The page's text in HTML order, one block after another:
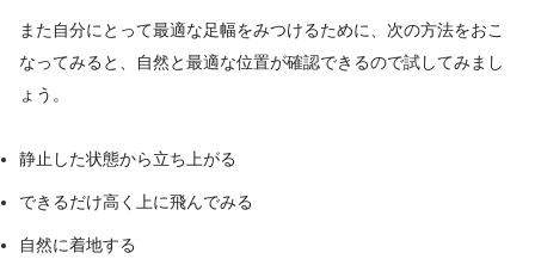
また自分にとって最適な足幅をみつけるために、次の方法をおこ
なってみると、自然と最適な位置が確認できるので試してみまし
ょう。
静止した状態から立ち上がる
できるだけ高く上に飛んでみる
自然に着地する